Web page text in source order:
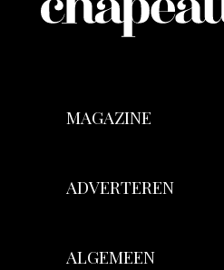
MAGAZINE
ADVERTEREN
ALGEMEEN